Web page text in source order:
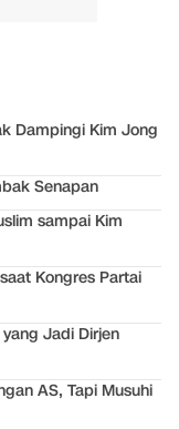
Dampingi Kim Jong
Senapan
sampai Kim
Kongres Partai
Jadi Dirjen
AS, Tapi Musuhi